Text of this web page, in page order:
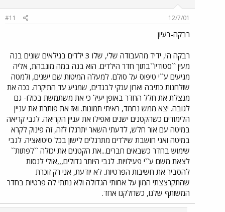
12/7/01
#11
רבקה-רעיון
רבקה הי, ידיד מהעבודה שלי, שלו 3 ילדים בגילאים שונים בנה
מעין ``סטודיו``בתוך חדר הילדים. הוא בנה במה מוגבהת, אליה
מגיעים ע``י טיפוס על סולם. למעלה המיטות שם ישנים, ולמטה
שולחנות כתיבה וארון ענקי לבגדים, שמגיע עד התיקרה. ככה את
מנצלת את חלל החדר באופן יעיל כי את משתמשת בכולו- גם
לגובה. יצא ממש נחמד, ראיתי תמונות. ואז את פותרת את עניין
הלימודים כשהקטנים ישנים ואפילו את עניין הקריאה. לגבי קריאה
במיטה עם אור חלש, לדעתי השאר יתרגלו לזה, זה פינוק לקרא
במיטה ואני חושבת שילדים מתרגלים לישון בכל סיטואציה. לגבי
שימוש בחדר כשבאים חברים...את הקטנים את יכולה ``לפתות``
לצאת משם ע``י פעילויות. לגבי היותר גדולים,,,אולי לנסות
להסביר את חשיבות הפרטיות. לא יודעת, אני רק זוכרת
שהתקרצצתי המון על אחותי הגדולה ולא נתתי לה פרטיות בחדר
המשותף שלנו, כשחלקנו אחד.